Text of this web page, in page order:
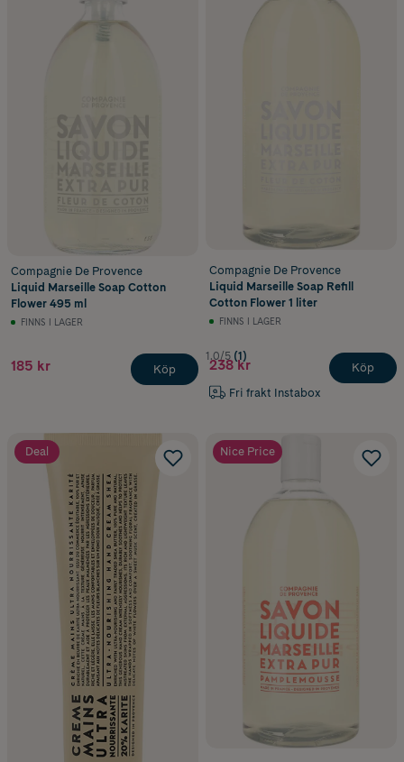
Compagnie De Provence
Liquid Marseille Soap Cotton
Flower 495 ml
FINNS I LAGER
185 kr Köp
Compagnie De Provence
Liquid Marseille Soap Refill
Cotton Flower 1 liter
FINNS I LAGER
1.0/5 (1)
238 kr
Fri frakt Instabox
Köp
Deal Nice Price